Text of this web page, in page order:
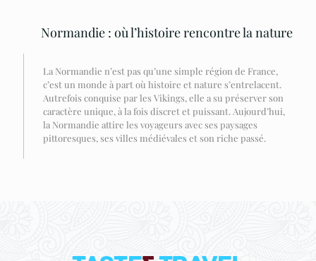
Normandie : où l’histoire rencontre la nature
La Normandie n’est pas qu’une simple région de France,
c’est un monde à part où histoire et nature s’entrelacent.
Autrefois conquise par les Vikings, elle a su préserver son
caractère unique, à la fois discret et puissant. Aujourd’hui,
la Normandie attire les voyageurs avec ses paysages
pittoresques, ses villes médiévales et son riche passé.